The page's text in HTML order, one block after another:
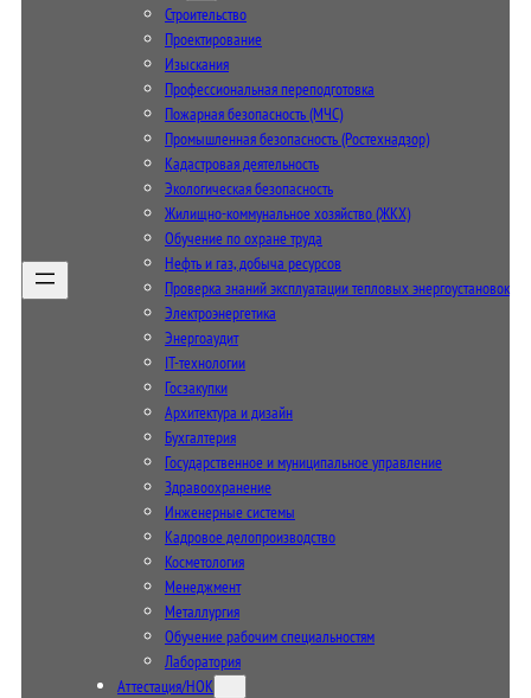
Строительство
Проектирование
Изыскания
Профессиональная переподготовка
Пожарная безопасность (МЧС)
Промышленная безопасность (Ростехнадзор)
Кадастровая деятельность
Экологическая безопасность
Жилищно-коммунальное хозяйство (ЖКХ)
Обучение по охране труда
Нефть и газ, добыча ресурсов
Проверка знаний эксплуатации тепловых энергоустановок
Электроэнергетика
Энергоаудит
IT-технологии
Госзакупки
Архитектура и дизайн
Бухгалтерия
Государственное и муниципальное управление
Здравоохранение
Инженерные системы
Кадровое делопроизводство
Косметология
Менеджмент
Металлургия
Обучение рабочим специальностям
Лаборатория
Аттестация/НОК